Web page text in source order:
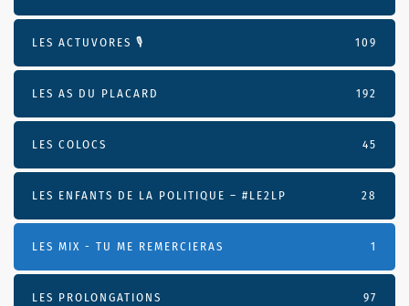
LES ACTUVORES 🎙 109
LES AS DU PLACARD 192
LES COLOCS 45
LES ENFANTS DE LA POLITIQUE – #LE2LP 28
LES MIX - TU ME REMERCIERAS 1
LES PROLONGATIONS 97